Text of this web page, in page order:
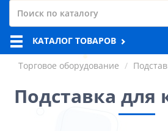
КАТАЛОГ ТОВАРОВ
Торговое оборудование
Подставка для